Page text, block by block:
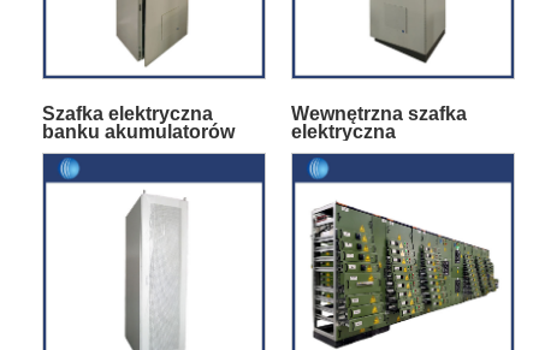
Szafka elektryczna
banku akumulatorów
Wewnętrzna szafka
elektryczna